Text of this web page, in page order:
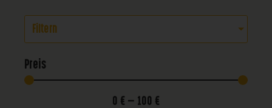
Filtern
Preis
0 € — 100 €